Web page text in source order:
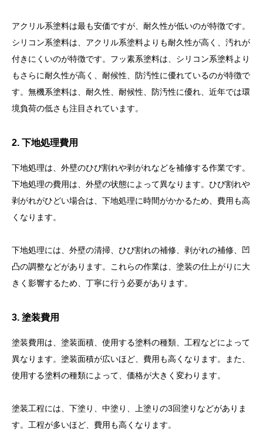
アクリル系塗料は最も安価ですが、耐久性が低いのが特徴です。
シリコン系塗料は、アクリル系塗料よりも耐久性が高く、汚れが
付きにくいのが特徴です。フッ素系塗料は、シリコン系塗料より
もさらに耐久性が高く、耐候性、防汚性に優れているのが特徴で
す。無機系塗料は、耐久性、耐候性、防汚性に優れ、近年では環
境負荷の低さも注目されています。
2. 下地処理費用
下地処理は、外壁のひび割れや剥がれなどを補修する作業です。
下地処理の費用は、外壁の状態によって異なります。ひび割れや
剥がれがひどい場合は、下地処理に時間がかかるため、費用も高
くなります。
下地処理には、外壁の清掃、ひび割れの補修、剥がれの補修、凹
凸の調整などがあります。これらの作業は、塗装の仕上がりに大
きく影響するため、丁寧に行う必要があります。
3. 塗装費用
塗装費用は、塗装面積、使用する塗料の種類、工程などによって
異なります。塗装面積が広いほど、費用も高くなります。また、
使用する塗料の種類によって、価格が大きく変わります。
塗装工程には、下塗り、中塗り、上塗りの3回塗りなどがありま
す。工程が多いほど、費用も高くなります。